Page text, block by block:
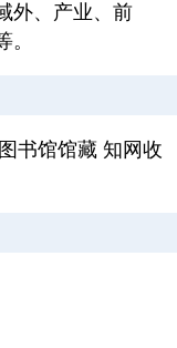
外、产业、前
书馆馆藏 知网收